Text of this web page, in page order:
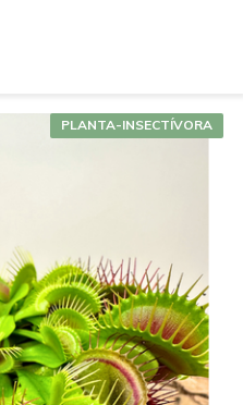
PLANTA-INSECTÍVORA